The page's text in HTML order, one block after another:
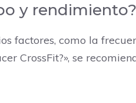
y rendimiento?
factores, como la
CrossFit?», se